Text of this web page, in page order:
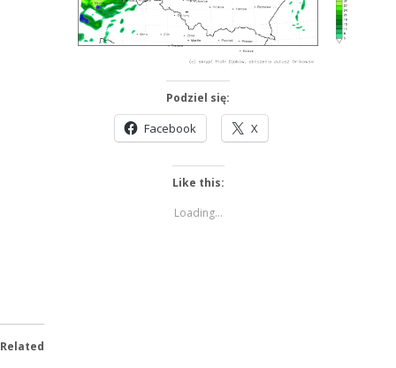
Podziel się:
Facebook X
Like this:
Loading...
Related